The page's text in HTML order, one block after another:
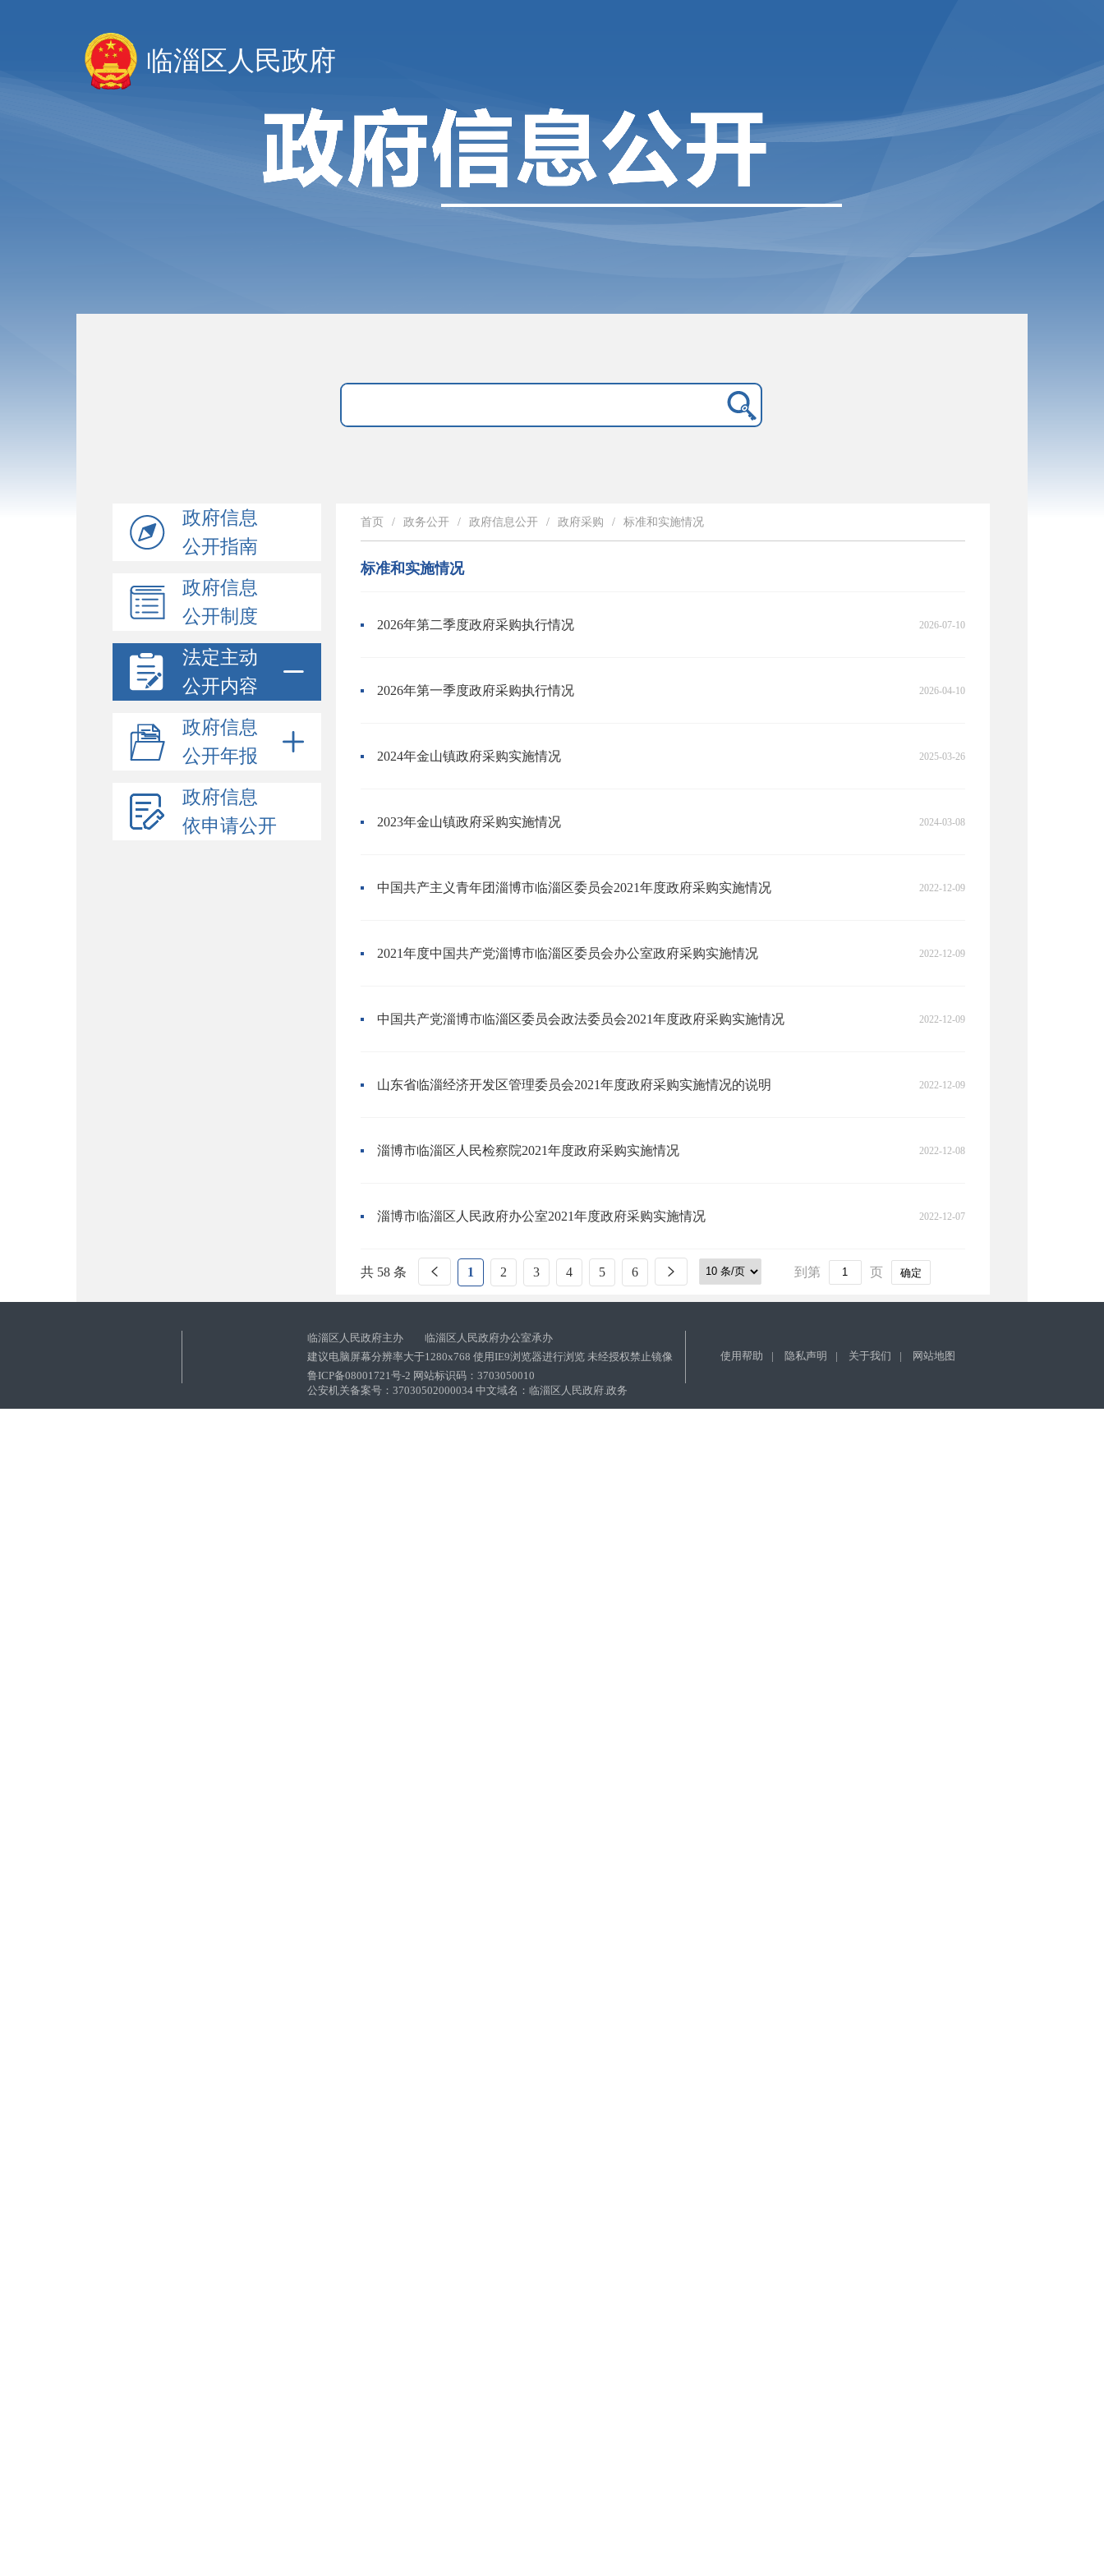
临淄区人民政府
政府信息
公开指南
政府信息
公开制度
法定主动
公开内容
政府信息
公开年报
政府信息
依申请公开
首页 / 政务公开 / 政府信息公开 / 政府采购 / 标准和实施情况
标准和实施情况
2026年第二季度政府采购执行情况 2026-07-10
2026年第一季度政府采购执行情况 2026-04-10
2024年金山镇政府采购实施情况 2025-03-26
2023年金山镇政府采购实施情况 2024-03-08
中国共产主义青年团淄博市临淄区委员会2021年度政府采购实施情况 2022-12-09
2021年度中国共产党淄博市临淄区委员会办公室政府采购实施情况 2022-12-09
中国共产党淄博市临淄区委员会政法委员会2021年度政府采购实施情况 2022-12-09
山东省临淄经济开发区管理委员会2021年度政府采购实施情况的说明 2022-12-09
淄博市临淄区人民检察院2021年度政府采购实施情况 2022-12-08
淄博市临淄区人民政府办公室2021年度政府采购实施情况 2022-12-07
共 58 条 1 2 3 4 5 6 到第 页 确定
临淄区人民政府主办 临淄区人民政府办公室承办
建议电脑屏幕分辨率大于1280x768 使用IE9浏览器进行浏览 未经授权禁止镜像
鲁ICP备08001721号-2 网站标识码：3703050010
公安机关备案号：37030502000034 中文域名：临淄区人民政府.政务
使用帮助 | 隐私声明 | 关于我们 | 网站地图